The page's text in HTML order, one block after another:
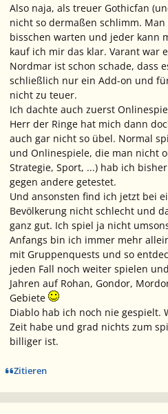
Also naja, als treuer Gothicfan
nicht so dermaßen schlimm.
bisschen warten und jeder kann
kauf ich mir das klar. Varant war
Nordmar ist schon schade, dass
schließlich nur ein Add-on und
nicht zu teuer.
Ich dachte auch zuerst
Herr der Ringe hat mich dann
auch gar nicht so übel. Normal
und Onlinespiele, die man nicht
Strategie, Sport, ...) hab ich
gegen andere getestet.
Und ansonsten find ich jetzt bei
Bevölkerung nicht schlecht und
ganz gut. Ich spiel ja nicht
Anfangs bin ich immer mehr
mit Gruppenquests und so
jeden Fall noch weiter spielen
Jahren auf Rohan, Gondor,
Gebiete
Diablo hab ich noch nie gespielt.
Zeit habe und grad nichts zum
billiger ist.
Zitieren